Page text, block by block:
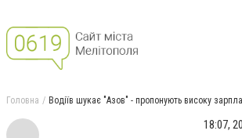
Головна Водіїв шукає "Азов" - пропонують високу
18:07,